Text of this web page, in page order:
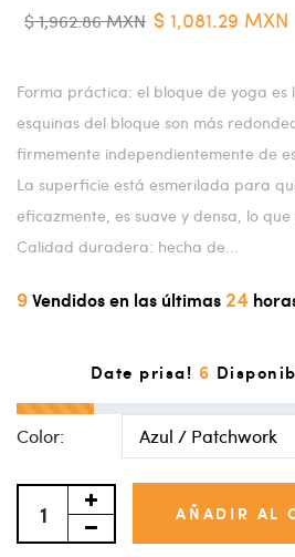
$ 1,962.86 MXN $ 1,081.29 MXN
Forma práctica: el bloque de yoga es
esquinas del bloque son más
firmemente independientemente de
La superficie está esmerilada para
eficazmente, es suave y densa, lo
Calidad duradera: hecha de...
9Vendidos en las últimas 24
Date prisa! 6
Color:
AÑADIR AL